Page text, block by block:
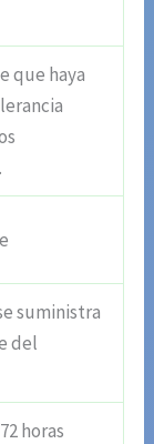
que haya
suministra
del
horas